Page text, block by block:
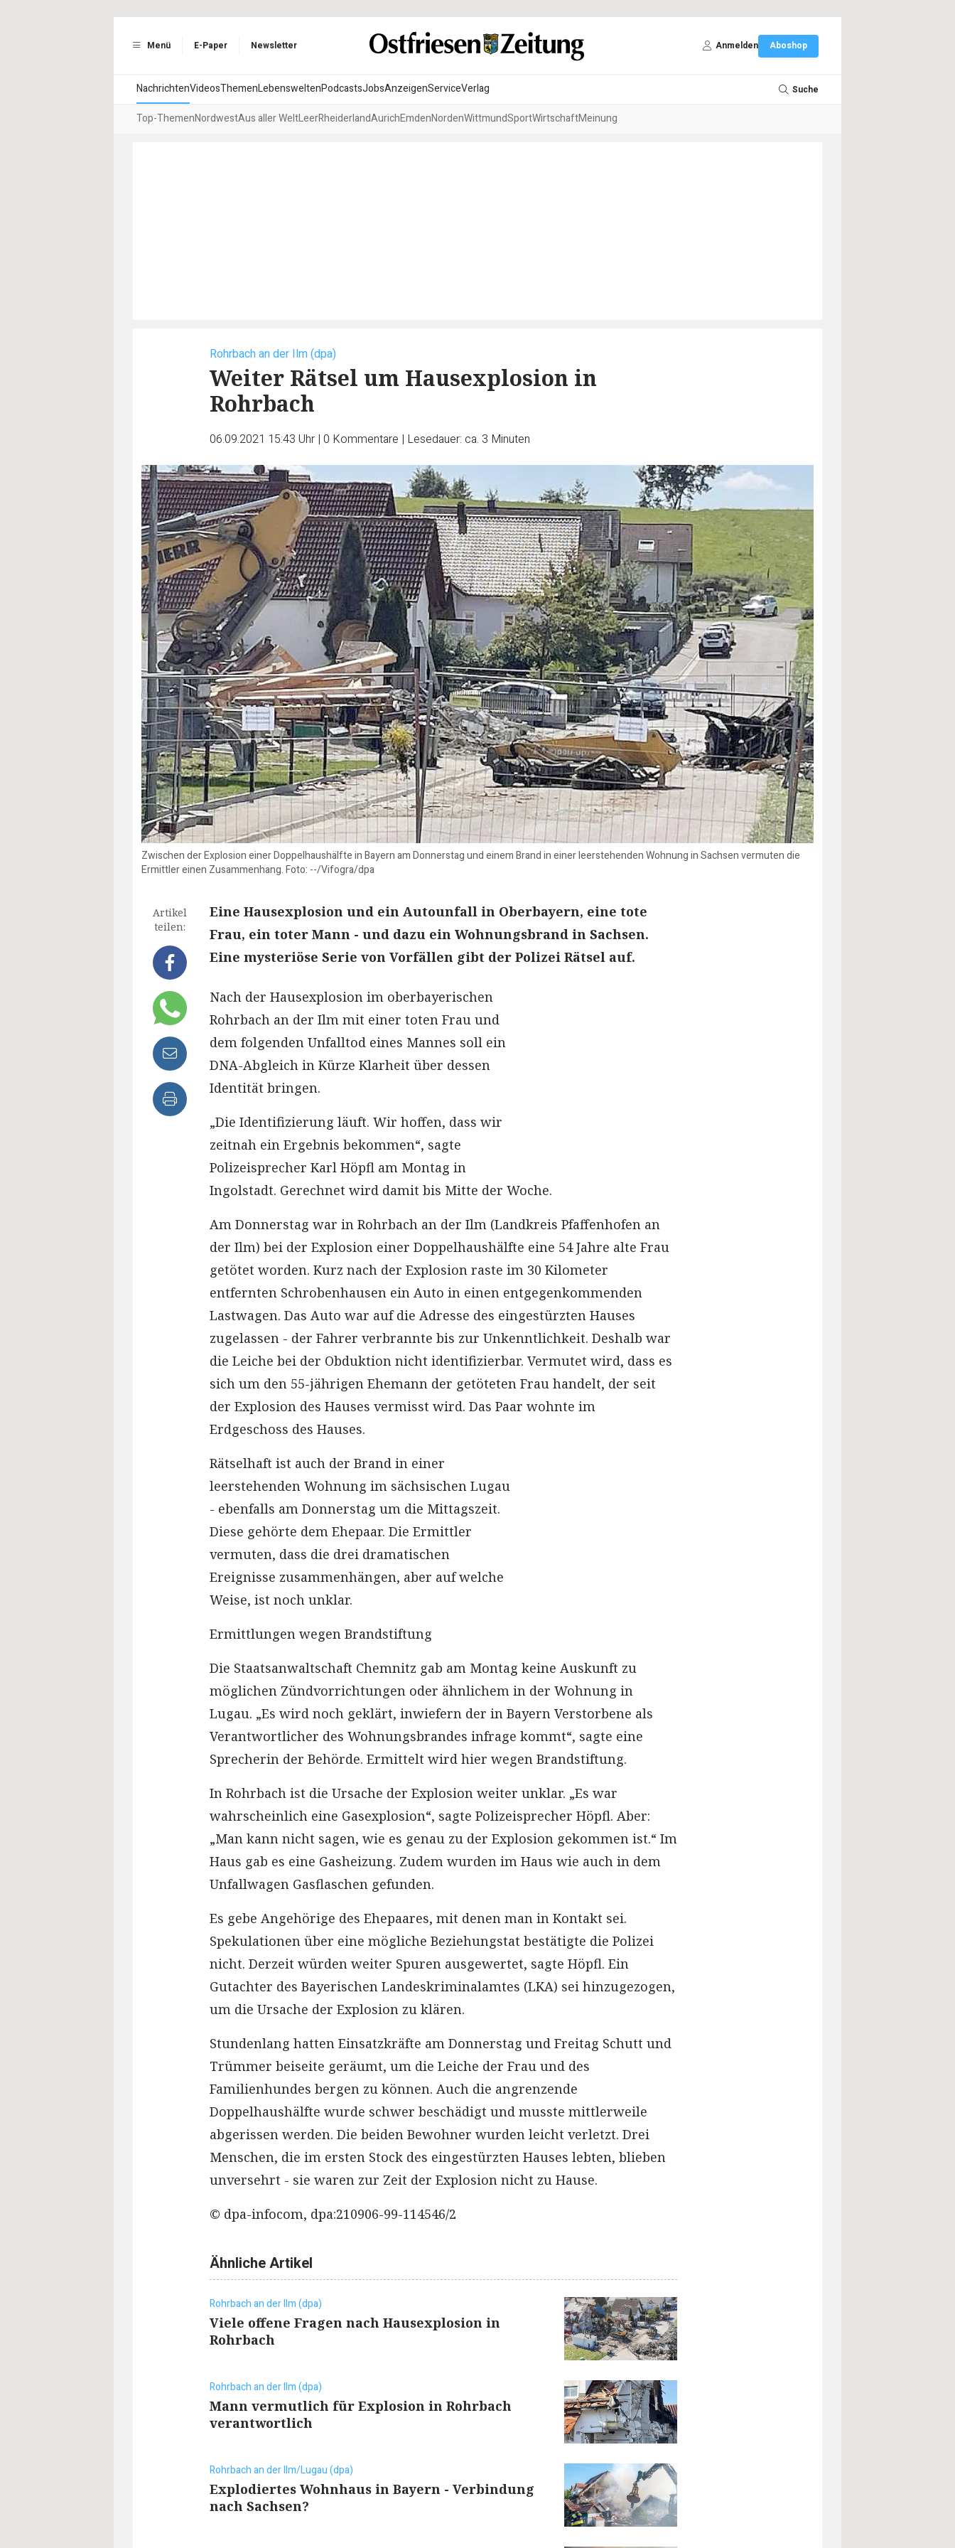
Menü E-Paper Newsletter Anmelden Aboshop
NachrichtenVideosThemenLebensweltenPodcastsJobsAnzeigenServiceVerlag Suche
Top-ThemenNordwestAus aller WeltLeerRheiderlandAurichEmdenNordenWittmundSportWirtschaftMeinung
Rohrbach an der Ilm (dpa)
Weiter Rätsel um Hausexplosion in
Rohrbach
06.09.2021 15:43 Uhr | 0 Kommentare | Lesedauer: ca. 3 Minuten
Zwischen der Explosion einer Doppelhaushälfte in Bayern am Donnerstag und einem Brand in einer leerstehenden Wohnung in Sachsen vermuten die
Ermittler einen Zusammenhang. Foto: --/Vifogra/dpa
Artikel
teilen:
Eine Hausexplosion und ein Autounfall in Oberbayern, eine tote
Frau, ein toter Mann - und dazu ein Wohnungsbrand in Sachsen.
Eine mysteriöse Serie von Vorfällen gibt der Polizei Rätsel auf.
Nach der Hausexplosion im oberbayerischen
Rohrbach an der Ilm mit einer toten Frau und
dem folgenden Unfalltod eines Mannes soll ein
DNA-Abgleich in Kürze Klarheit über dessen
Identität bringen.
„Die Identifizierung läuft. Wir hoffen, dass wir
zeitnah ein Ergebnis bekommen“, sagte
Polizeisprecher Karl Höpfl am Montag in
Ingolstadt. Gerechnet wird damit bis Mitte der Woche.
Am Donnerstag war in Rohrbach an der Ilm (Landkreis Pfaffenhofen an
der Ilm) bei der Explosion einer Doppelhaushälfte eine 54 Jahre alte Frau
getötet worden. Kurz nach der Explosion raste im 30 Kilometer
entfernten Schrobenhausen ein Auto in einen entgegenkommenden
Lastwagen. Das Auto war auf die Adresse des eingestürzten Hauses
zugelassen - der Fahrer verbrannte bis zur Unkenntlichkeit. Deshalb war
die Leiche bei der Obduktion nicht identifizierbar. Vermutet wird, dass es
sich um den 55-jährigen Ehemann der getöteten Frau handelt, der seit
der Explosion des Hauses vermisst wird. Das Paar wohnte im
Erdgeschoss des Hauses.
Rätselhaft ist auch der Brand in einer
leerstehenden Wohnung im sächsischen Lugau
- ebenfalls am Donnerstag um die Mittagszeit.
Diese gehörte dem Ehepaar. Die Ermittler
vermuten, dass die drei dramatischen
Ereignisse zusammenhängen, aber auf welche
Weise, ist noch unklar.
Ermittlungen wegen Brandstiftung
Die Staatsanwaltschaft Chemnitz gab am Montag keine Auskunft zu
möglichen Zündvorrichtungen oder ähnlichem in der Wohnung in
Lugau. „Es wird noch geklärt, inwiefern der in Bayern Verstorbene als
Verantwortlicher des Wohnungsbrandes infrage kommt“, sagte eine
Sprecherin der Behörde. Ermittelt wird hier wegen Brandstiftung.
In Rohrbach ist die Ursache der Explosion weiter unklar. „Es war
wahrscheinlich eine Gasexplosion“, sagte Polizeisprecher Höpfl. Aber:
„Man kann nicht sagen, wie es genau zu der Explosion gekommen ist.“ Im
Haus gab es eine Gasheizung. Zudem wurden im Haus wie auch in dem
Unfallwagen Gasflaschen gefunden.
Es gebe Angehörige des Ehepaares, mit denen man in Kontakt sei.
Spekulationen über eine mögliche Beziehungstat bestätigte die Polizei
nicht. Derzeit würden weiter Spuren ausgewertet, sagte Höpfl. Ein
Gutachter des Bayerischen Landeskriminalamtes (LKA) sei hinzugezogen,
um die Ursache der Explosion zu klären.
Stundenlang hatten Einsatzkräfte am Donnerstag und Freitag Schutt und
Trümmer beiseite geräumt, um die Leiche der Frau und des
Familienhundes bergen zu können. Auch die angrenzende
Doppelhaushälfte wurde schwer beschädigt und musste mittlerweile
abgerissen werden. Die beiden Bewohner wurden leicht verletzt. Drei
Menschen, die im ersten Stock des eingestürzten Hauses lebten, blieben
unversehrt - sie waren zur Zeit der Explosion nicht zu Hause.
© dpa-infocom, dpa:210906-99-114546/2
Ähnliche Artikel
Rohrbach an der Ilm (dpa)
Viele offene Fragen nach Hausexplosion in
Rohrbach
Rohrbach an der Ilm (dpa)
Mann vermutlich für Explosion in Rohrbach
verantwortlich
Rohrbach an der Ilm/Lugau (dpa)
Explodiertes Wohnhaus in Bayern - Verbindung
nach Sachsen?